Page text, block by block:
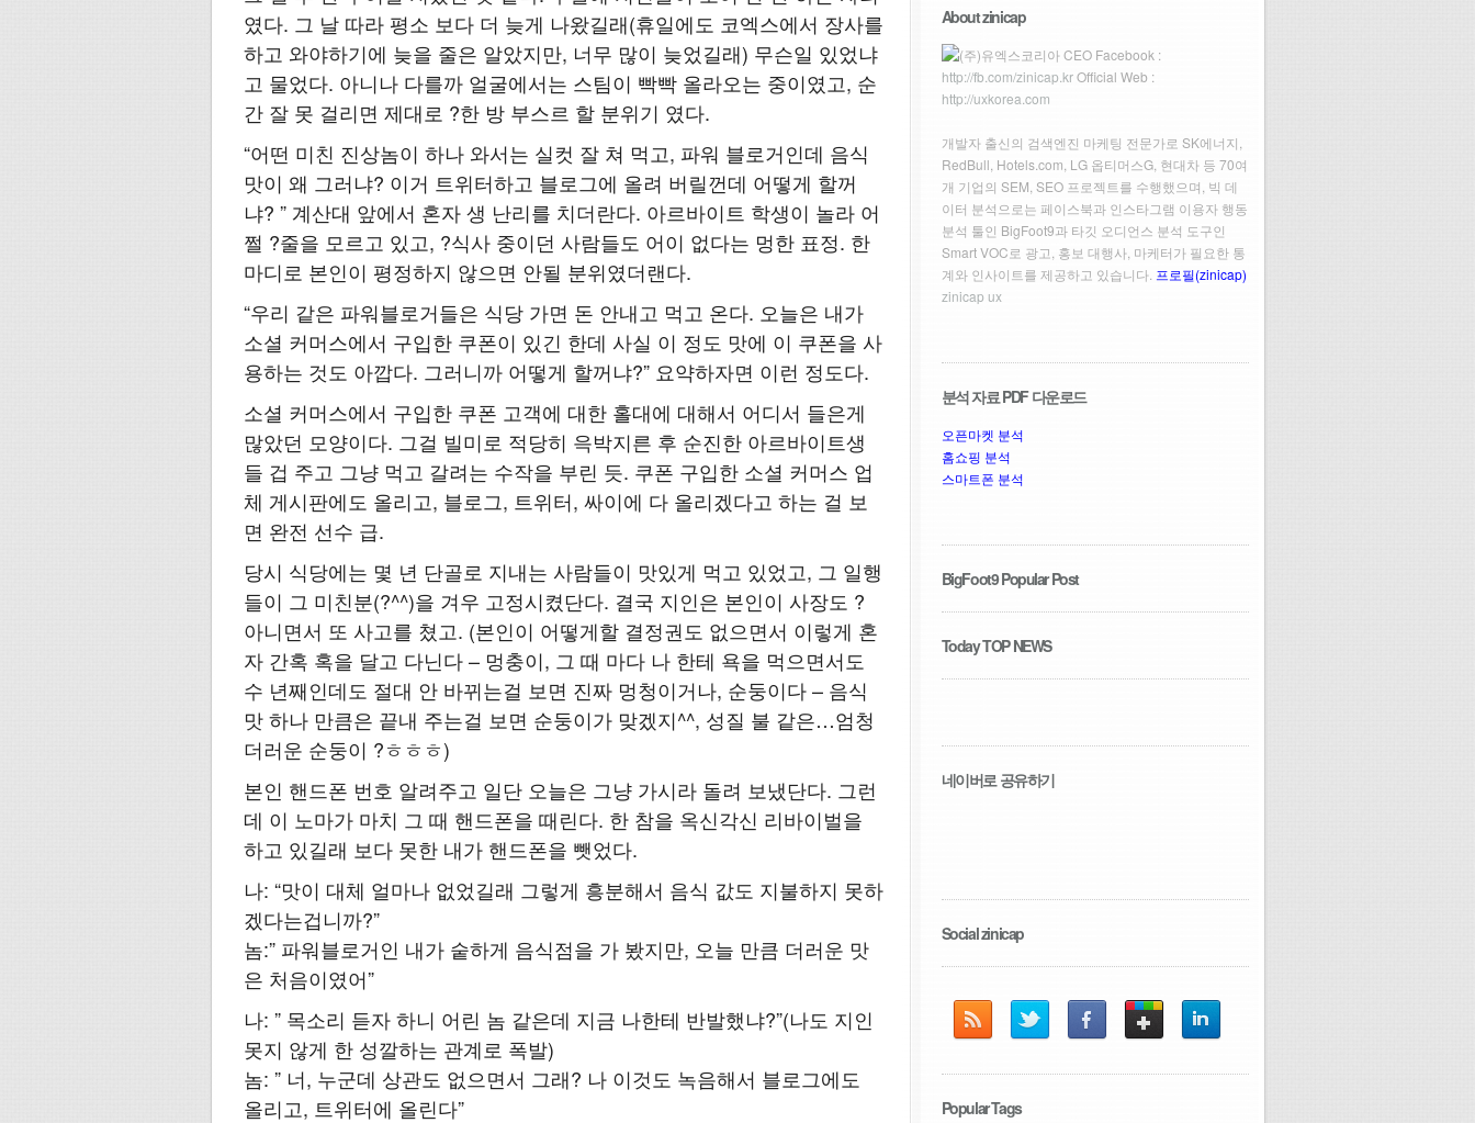
였다. 그 날 따라 평소 보다 더 늦게 나왔길래(휴일에도 코엑스에서 장사를
하고 와야하기에 늦을 줄은 알았지만, 너무 많이 늦었길래) 무슨일 있었냐
고 물었다. 아니나 다를까 얼굴에서는 스팀이 빡빡 올라오는 중이였고, 순
간 잘 못 걸리면 제대로 ?한 방 부스르 할 분위기 였다.
“어떤 미친 진상놈이 하나 와서는 실컷 잘 쳐 먹고, 파워 블로거인데 음식
맛이 왜 그러냐? 이거 트위터하고 블로그에 올려 버릴껀데 어떻게 할꺼
냐? ” 계산대 앞에서 혼자 생 난리를 치더란다. 아르바이트 학생이 놀라 어
쩔 ?줄을 모르고 있고, ?식사 중이던 사람들도 어이 없다는 멍한 표정. 한
마디로 본인이 평정하지 않으면 안될 분위였더랜다.
“우리 같은 파워블로거들은 식당 가면 돈 안내고 먹고 온다. 오늘은 내가
소셜 커머스에서 구입한 쿠폰이 있긴 한데 사실 이 정도 맛에 이 쿠폰을 사
용하는 것도 아깝다. 그러니까 어떻게 할꺼냐?” 요약하자면 이런 정도다.
소셜 커머스에서 구입한 쿠폰 고객에 대한 홀대에 대해서 어디서 들은게
많았던 모양이다. 그걸 빌미로 적당히 윽박지른 후 순진한 아르바이트생
들 겁 주고 그냥 먹고 갈려는 수작을 부린 듯. 쿠폰 구입한 소셜 커머스 업
체 게시판에도 올리고, 블로그, 트위터, 싸이에 다 올리겠다고 하는 걸 보
면 완전 선수 급.
당시 식당에는 몇 년 단골로 지내는 사람들이 맛있게 먹고 있었고, 그 일행
들이 그 미친분(?^^)을 겨우 고정시켰단다. 결국 지인은 본인이 사장도 ?
아니면서 또 사고를 쳤고. (본인이 어떻게할 결정권도 없으면서 이렇게 혼
자 간혹 혹을 달고 다닌다 – 멍충이, 그 때 마다 나 한테 욕을 먹으면서도
수 년째인데도 절대 안 바뀌는걸 보면 진짜 멍청이거나, 순둥이다 – 음식
맛 하나 만큼은 끝내 주는걸 보면 순둥이가 맞겠지^^, 성질 불 같은…엄청
더러운 순둥이 ?ㅎㅎㅎ)
본인 핸드폰 번호 알려주고 일단 오늘은 그냥 가시라 돌려 보냈단다. 그런
데 이 노마가 마치 그 때 핸드폰을 때린다. 한 참을 옥신각신 리바이벌을
하고 있길래 보다 못한 내가 핸드폰을 뺏었다.
나: “맛이 대체 얼마나 없었길래 그렇게 흥분해서 음식 값도 지불하지 못하
겠다는겁니까?”
놈:” 파워블로거인 내가 숱하게 음식점을 가 봤지만, 오늘 만큼 더러운 맛
은 처음이였어”
나: ” 목소리 듣자 하니 어린 놈 같은데 지금 나한테 반발했냐?”(나도 지인
못지 않게 한 성깔하는 관계로 폭발)
놈: ” 너, 누군데 상관도 없으면서 그래? 나 이것도 녹음해서 블로그에도
올리고, 트위터에 올린다”
About zinicap
(주)유엑스코리아 CEO Facebook :
http://fb.com/zinicap.krOfficial Web :
http://uxkorea.com
개발자 출신의 검색엔진 마케팅 전문가로 SK에너지,
RedBull, Hotels.com, LG 옵티머스G, 현대차 등 70여
개 기업의 SEM, SEO 프로젝트를 수행했으며, 빅 데
이터 분석으로는 페이스북과 인스타그램 이용자 행동
분석 툴인 BigFoot9과 타깃 오디언스 분석 도구인
Smart VOC로 광고, 홍보 대행사, 마케터가 필요한 통
계와 인사이트를 제공하고 있습니다. 프로필(zinicap)
zinicap ux
분석 자료 PDF 다운로드
오픈마켓 분석
홈쇼핑 분석
스마트폰 분석
BigFoot9 Popular Post
Today TOP NEWS
네이버로 공유하기
Social zinicap
Popular Tags